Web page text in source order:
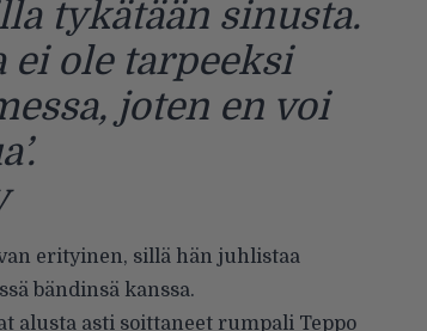
tykätään sinusta.
ole tarpeeksi
joten en voi
erityinen, sillä hän juhlistaa
bändinsä kanssa.
alusta asti soittaneet rumpali Teppo